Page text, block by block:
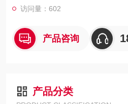
访问量：602
产品咨询
产品分类